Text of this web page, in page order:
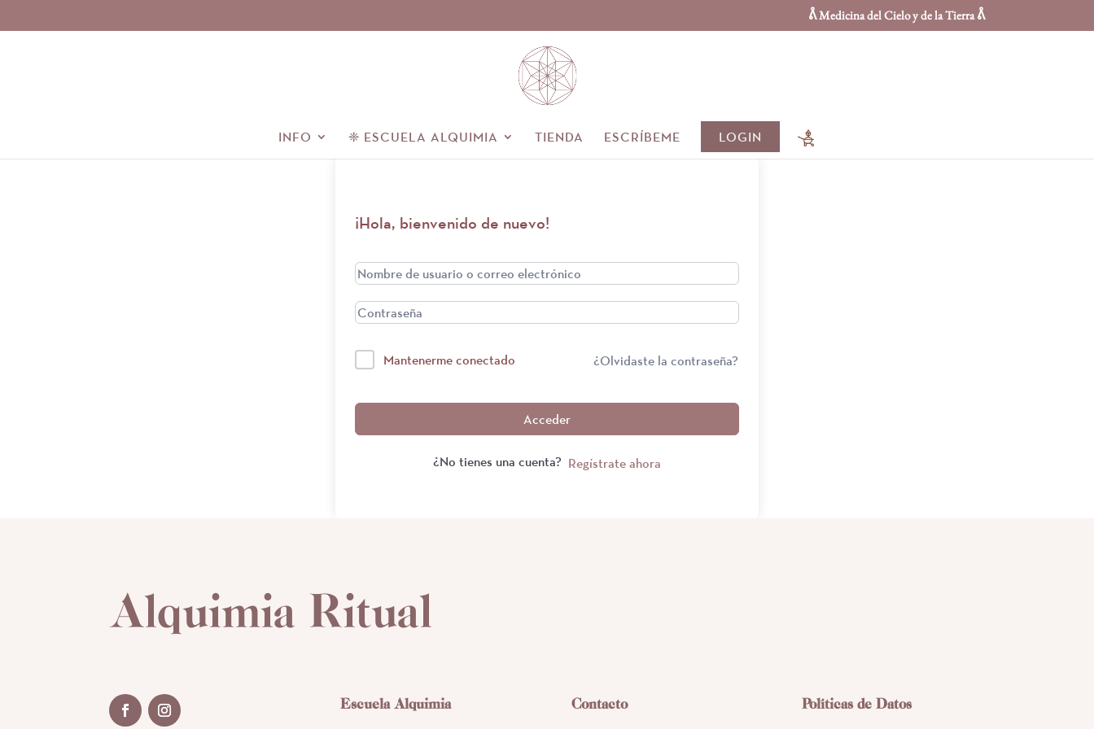
ᕔ Medicina del Cielo y de la Tierra ᕔ
INFO ❈ ESCUELA ALQUIMIA TIENDA ESCRÍBEME LOGIN
¡Hola, bienvenido de nuevo!
Mantenerme conectado ¿Olvidaste la contraseña?
Acceder
¿No tienes una cuenta? Regístrate ahora
Alquimia Ritual
Escuela Alquimia Contacto Políticas de Datos